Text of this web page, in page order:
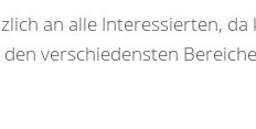
an alle Interessierten,
verschiedensten